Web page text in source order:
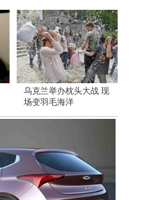
乌克兰举办枕头大战 现
场变羽毛海洋